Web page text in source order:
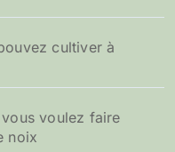
cultiver à
voulez faire
noix